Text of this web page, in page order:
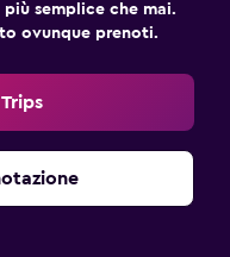
semplice che mai.
ovunque prenoti.